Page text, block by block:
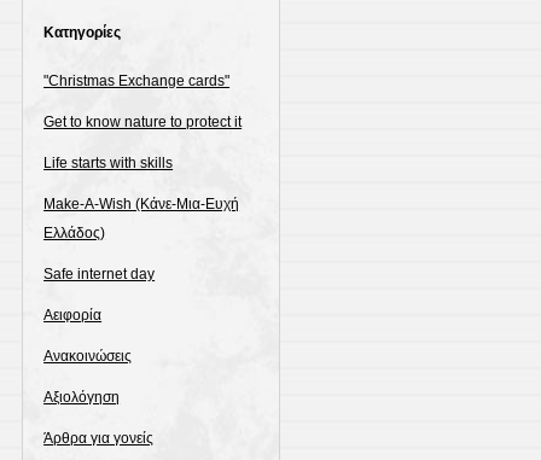
Kατηγορίες
"Christmas Exchange cards"
Get to know nature to protect it
Life starts with skills
Make-A-Wish (Κάνε-Μια-Ευχή
Ελλάδος)
Safe internet day
Αειφορία
Ανακοινώσεις
Αξιολόγηση
Άρθρα για γονείς